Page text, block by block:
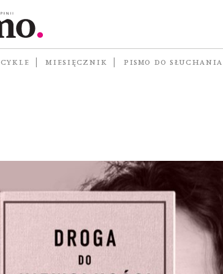
CYKLE MIESIĘCZNIK PISMO DO SŁUCHANIA